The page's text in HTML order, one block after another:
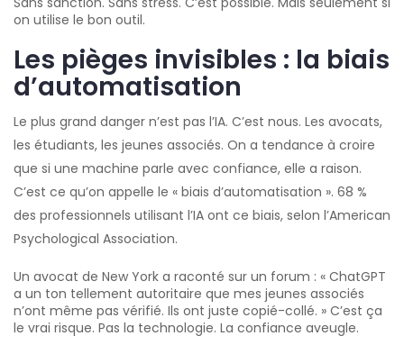
on utilise le bon outil.
Les pièges invisibles : la biais
d’automatisation
Le plus grand danger n’est pas l’IA. C’est nous. Les avocats,
les étudiants, les jeunes associés. On a tendance à croire
que si une machine parle avec confiance, elle a raison.
C’est ce qu’on appelle le « biais d’automatisation ». 68 %
des professionnels utilisant l’IA ont ce biais, selon l’American
Psychological Association.
Un avocat de New York a raconté sur un forum : « ChatGPT
a un ton tellement autoritaire que mes jeunes associés
n’ont même pas vérifié. Ils ont juste copié-collé. » C’est ça
le vrai risque. Pas la technologie. La confiance aveugle.